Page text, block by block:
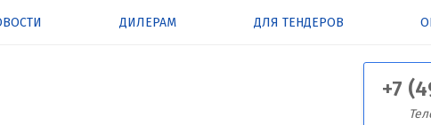
ДИЛЕРАМ ДЛЯ ТЕНДЕРОВ
+7